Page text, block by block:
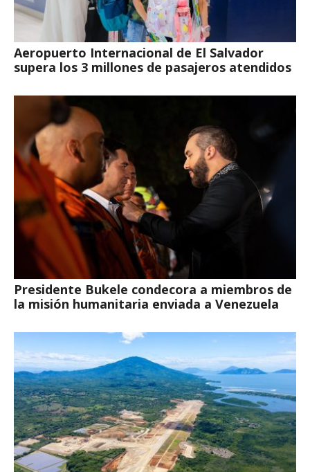
Aeropuerto Internacional de El Salvador
supera los 3 millones de pasajeros atendidos
Presidente Bukele condecora a miembros de
la misión humanitaria enviada a Venezuela